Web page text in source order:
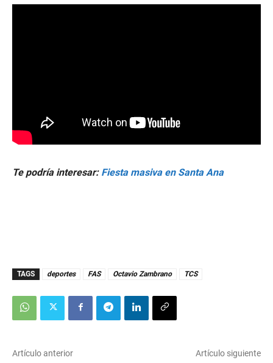
Te podría interesar: Fiesta masiva en Santa Ana
TAGS deportes FAS Octavio Zambrano TCS
Artículo anterior Artículo siguiente